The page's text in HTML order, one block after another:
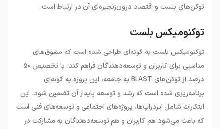
توکن‌های بلست و اقتصاد درون‌زنجیره‌ای آن در ارتباط است.
توکنومیکس بلست
توکنومیکس بلست به گونه‌ای طراحی شده است که مشوق‌های
مناسبی برای کاربران و توسعه‌دهندگان فراهم کند. با تخصیص ۵۰
درصد از توکن‌های BLAST به جامعه، این پروژه به گونه‌ای
برنامه‌ریزی شده است که رشد و توسعه پایدار آن تضمین شود. این
ابتکارات شامل ایردراپ‌ها، پروژه‌های اجتماعی و توسعه‌های فنی است
که باعث می‌شود هم کاربران و هم توسعه‌دهندگان به مشارکت در